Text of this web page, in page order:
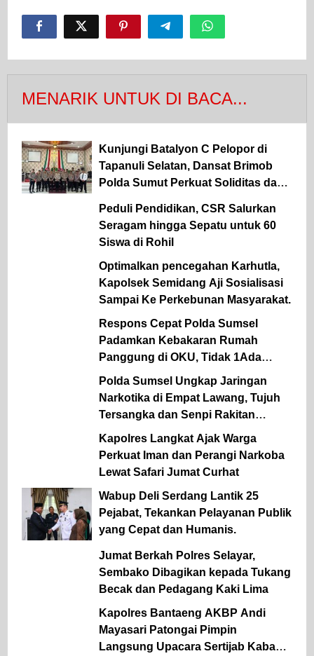
MENARIK UNTUK DI BACA...
Kunjungi Batalyon C Pelopor di
Tapanuli Selatan, Dansat Brimob
Polda Sumut Perkuat Soliditas dan
Peduli Pendidikan, CSR Salurkan
Seragam hingga Sepatu untuk 60
Siswa di Rohil
Optimalkan pencegahan Karhutla,
Kapolsek Semidang Aji Sosialisasi
Sampai Ke Perkebunan Masyarakat.
Respons Cepat Polda Sumsel
Padamkan Kebakaran Rumah
Panggung di OKU, Tidak 1Ada
Korban Jiwa
Polda Sumsel Ungkap Jaringan
Narkotika di Empat Lawang, Tujuh
Tersangka dan Senpi Rakitan
Diamankan
Kapolres Langkat Ajak Warga
Perkuat Iman dan Perangi Narkoba
Lewat Safari Jumat Curhat
Wabup Deli Serdang Lantik 25
Pejabat, Tekankan Pelayanan Publik
yang Cepat dan Humanis.
Jumat Berkah Polres Selayar,
Sembako Dibagikan kepada Tukang
Becak dan Pedagang Kaki Lima
Kapolres Bantaeng AKBP Andi
Mayasari Patongai Pimpin
Langsung Upacara Sertijab Kabag